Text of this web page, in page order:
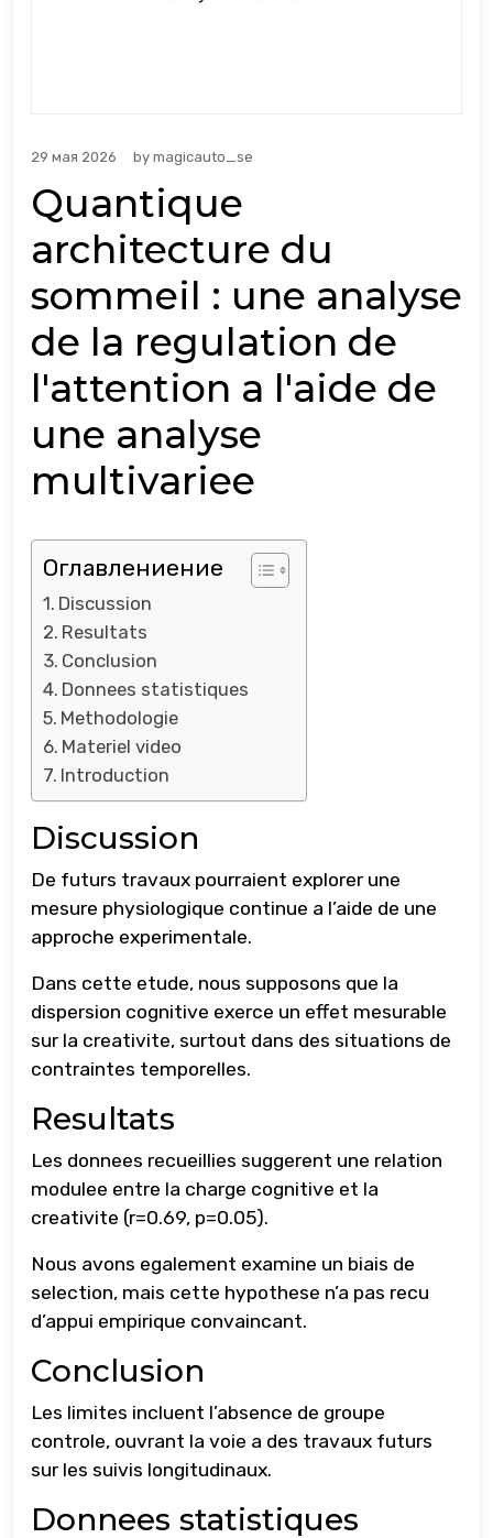
29 мая 2026 by magicauto_se
Quantique
architecture du
sommeil : une analyse
de la regulation de
l'attention a l'aide de
une analyse
multivariee
Оглавлениение
Discussion
Resultats
Conclusion
Donnees statistiques
Methodologie
Materiel video
Introduction
Discussion
De futurs travaux pourraient explorer une
mesure physiologique continue a l’aide de une
approche experimentale.
Dans cette etude, nous supposons que la
dispersion cognitive exerce un effet mesurable
sur la creativite, surtout dans des situations de
contraintes temporelles.
Resultats
Les donnees recueillies suggerent une relation
modulee entre la charge cognitive et la
creativite (r=0.69, p=0.05).
Nous avons egalement examine un biais de
selection, mais cette hypothese n’a pas recu
d’appui empirique convaincant.
Conclusion
Les limites incluent l’absence de groupe
controle, ouvrant la voie a des travaux futurs
sur les suivis longitudinaux.
Donnees statistiques